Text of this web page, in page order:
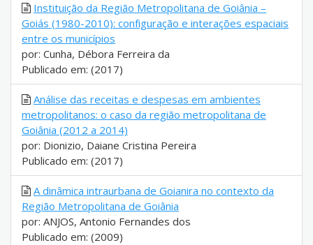
Instituição da Região Metropolitana de Goiânia –
Goiás (1980-2010): configuração e interações espaciais
entre os municípios
por: Cunha, Débora Ferreira da
Publicado em: (2017)
Análise das receitas e despesas em ambientes
metropolitanos: o caso da região metropolitana de
Goiânia (2012 a 2014)
por: Dionizio, Daiane Cristina Pereira
Publicado em: (2017)
A dinâmica intraurbana de Goianira no contexto da
Região Metropolitana de Goiânia
por: ANJOS, Antonio Fernandes dos
Publicado em: (2009)